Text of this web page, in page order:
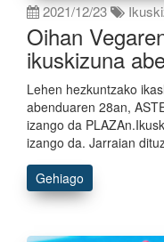
2021/12/23
Oihan
ikuskizuna
Lehen hezkuntzako
abenduaren 28an,
izango da
izango da. Jarraian
Gehiago